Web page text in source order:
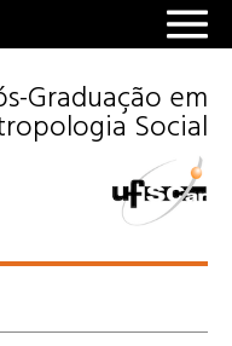
Graduação em
Social